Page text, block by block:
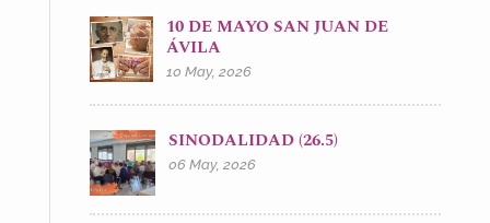
10 DE MAYO SAN JUAN DE
ÁVILA
10 May, 2026
SINODALIDAD (26.5)
06 May, 2026